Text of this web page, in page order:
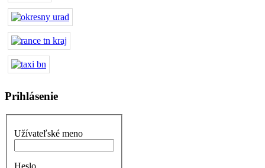
Prihlásenie
Užívateľské meno
Heslo